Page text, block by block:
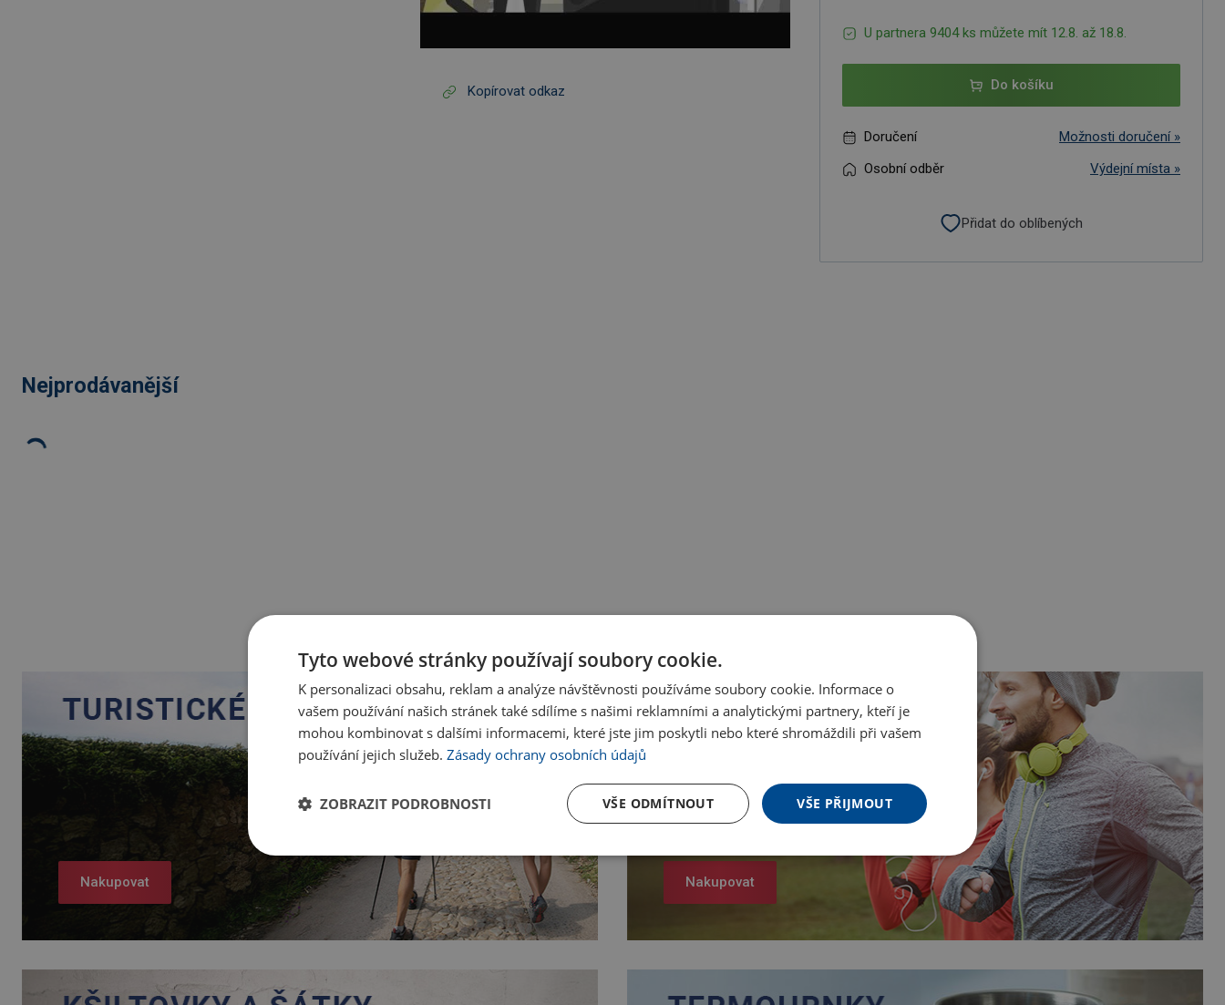
Kopírovat odkaz
U partnera 9404 ks můžete mít 12.8. až 18.8.
Do košíku
Doručení
Možnosti doručení »
Osobní odběr
Výdejní místa »
Přidat do oblíbených
Nejprodávanější
Nakupovat Nakupovat
Tyto webové stránky používají soubory cookie.
K personalizaci obsahu, reklam a analýze návštěvnosti používáme soubory cookie. Informace o
vašem používání našich stránek také sdílíme s našimi reklamními a analytickými partnery, kteří je
mohou kombinovat s dalšími informacemi, které jste jim poskytli nebo které shromáždili při vašem
používání jejich služeb. Zásady ochrany osobních údajů
VŠE PŘIJMOUT
VŠE ODMÍTNOUT
ZOBRAZIT PODROBNOSTI